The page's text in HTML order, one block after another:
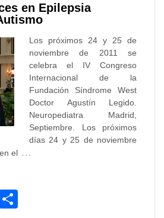
en Epilepsia
Los próximos 24 y 25 de
noviembre de 2011 se
celebra el IV Congreso
Internacional de la
Fundación Síndrome West
Doctor Agustín Legido.
Neuropediatra Madrid,
Septiembre. Los próximos
días 24 y 25 de noviembre
el …
Email